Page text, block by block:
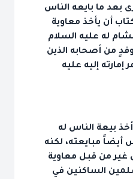
بعد ما بايعه الناس
أن يأخذ معاوية
له عليه السلام
من أصحابه الذين
إليه عليه
بيعة الناس له
أيضاً مبايعته، لكنه
غير من قبل معاوية
الساكنين في